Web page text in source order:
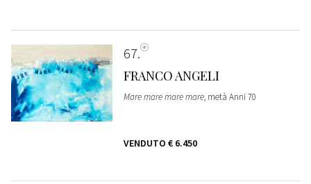
67
FRANCO ANGELI
Mare mare mare mare, metà Anni 70
VENDUTO € 6.450